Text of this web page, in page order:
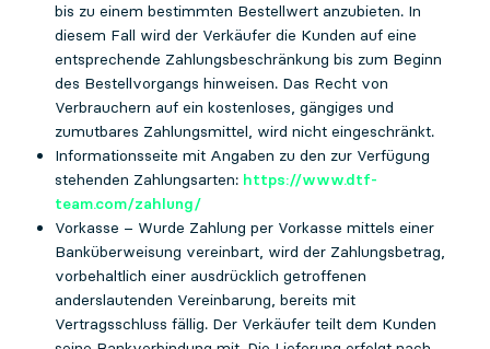
bis zu einem bestimmten Bestellwert anzubieten. In
diesem Fall wird der Verkäufer die Kunden auf eine
entsprechende Zahlungsbeschränkung bis zum Beginn
des Bestellvorgangs hinweisen. Das Recht von
Verbrauchern auf ein kostenloses, gängiges und
zumutbares Zahlungsmittel, wird nicht eingeschränkt.
Informationsseite mit Angaben zu den zur Verfügung
stehenden Zahlungsarten: https://www.dtf-
team.com/zahlung/
Vorkasse – Wurde Zahlung per Vorkasse mittels einer
Banküberweisung vereinbart, wird der Zahlungsbetrag,
vorbehaltlich einer ausdrücklich getroffenen
anderslautenden Vereinbarung, bereits mit
Vertragsschluss fällig. Der Verkäufer teilt dem Kunden